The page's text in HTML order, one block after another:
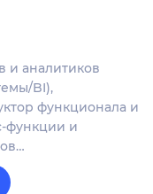
и аналитиков
BI),
функционала и
функции и